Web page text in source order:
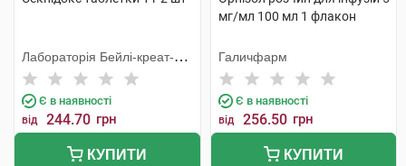
Лабораторія Бейлі-креат-
Вернуйє
Є в наявності
від 244.70 грн
КУПИТИ
мг/мл 100 мл 1 флакон
Галичфарм
Є в наявності
від 256.50 грн
КУПИТИ